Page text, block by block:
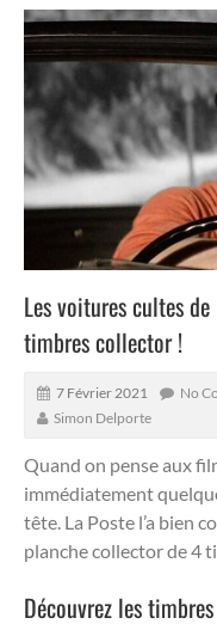
Les voitures cultes
timbres collector !
7 Février 2021 No
Simon Delporte
Quand on pense aux
immédiatement
tête. La Poste l’a bien
planche collector de 4
Découvrez les